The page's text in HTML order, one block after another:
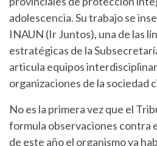
adolescencia. Su trabajo se
INAUN (Ir Juntos), una de las
estratégicas de la
articula equipos
organizaciones de la sociedad
No es la primera vez que el
formula observaciones contra
de este año el organismo ya